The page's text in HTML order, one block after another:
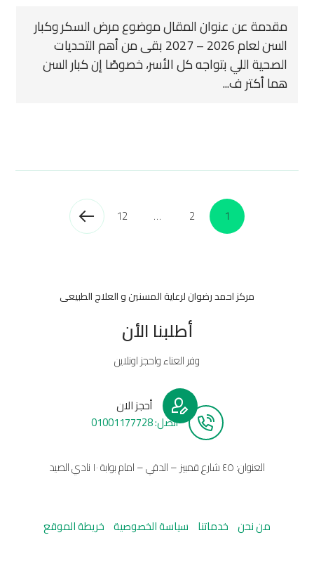
مقدمة عن عنوان المقال موضوع مرض السكر وكبار
السن لعام 2026 – 2027 بقى من أهم التحديات
الصحية اللي بتواجه كل الأسر، خصوصًا إن كبار السن
هما أكتر ف...
1
2
…
12
مركز احمد رضوان لرعاية المسنين و العلاج الطبيعى
أطلبنا الأن
وفر العناء واحجز اونلاين
أحجز الان
أتصل: 01001177728
العنوان: ٤٥ شارع قمبيز – الدقي – امام بوابة ١٠ نادي الصيد
من نحن خدماتنا سياسة الخصوصية خريطة الموقع